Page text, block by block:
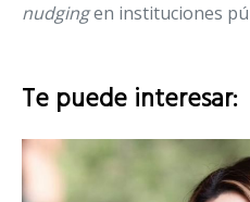
nudgingen instituciones
Te puede interesar: